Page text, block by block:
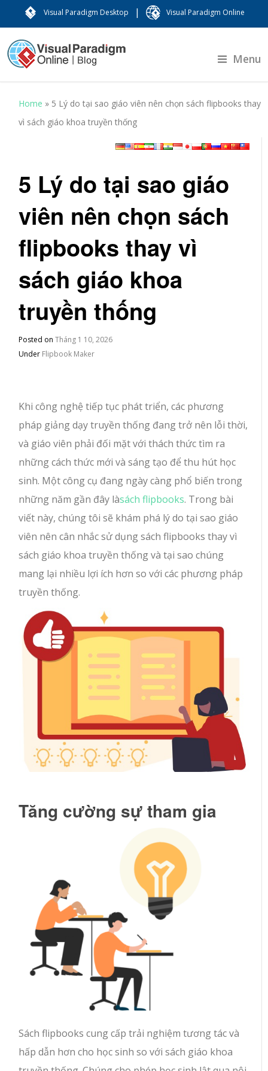
Visual Paradigm Desktop | Visual Paradigm Online
Menu
Home » 5 Lý do tại sao giáo viên nên chọn sách flipbooks thay
vì sách giáo khoa truyền thống
5 Lý do tại sao giáo
viên nên chọn sách
flipbooks thay vì
sách giáo khoa
truyền thống
Posted onTháng 1 10, 2026
Under Flipbook Maker
Khi công nghệ tiếp tục phát triển, các phương
pháp giảng dạy truyền thống đang trở nên lỗi thời,
và giáo viên phải đối mặt với thách thức tìm ra
những cách thức mới và sáng tạo để thu hút học
sinh. Một công cụ đang ngày càng phổ biến trong
những năm gần đây làsách flipbooks. Trong bài
viết này, chúng tôi sẽ khám phá lý do tại sao giáo
viên nên cân nhắc sử dụng sách flipbooks thay vì
sách giáo khoa truyền thống và tại sao chúng
mang lại nhiều lợi ích hơn so với các phương pháp
truyền thống.
Tăng cường sự tham gia
Sách flipbooks cung cấp trải nghiệm tương tác và
hấp dẫn hơn cho học sinh so với sách giáo khoa